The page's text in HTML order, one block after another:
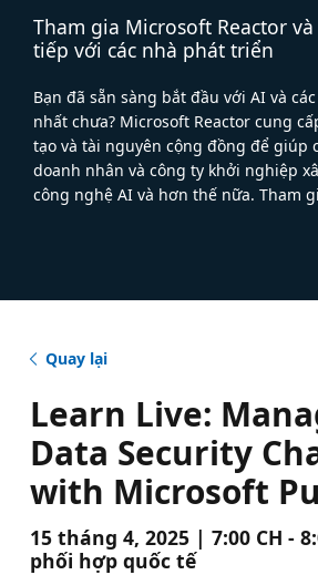
Tham gia Microsoft Reactor
tiếp với các nhà phát triển
Bạn đã sẵn sàng bắt đầu với AI và
nhất chưa? Microsoft Reactor cung
tạo và tài nguyên cộng đồng để giúp
doanh nhân và công ty khởi nghiệp
công nghệ AI và hơn thế nữa. Tham
Quay lại
Learn Live:
Data Security
with Microsoft
15 tháng 4, 2025 | 7:00 CH -
phối hợp quốc tế